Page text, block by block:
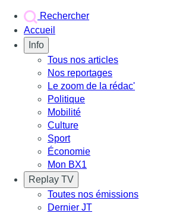
Rechercher
Accueil
Info
Tous nos articles
Nos reportages
Le zoom de la rédac'
Politique
Mobilité
Culture
Sport
Économie
Mon BX1
Replay TV
Toutes nos émissions
Dernier JT